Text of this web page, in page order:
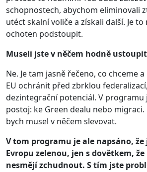
schopnostech, abychom eliminovali
utéct skalní voliče a získali další. Je
ochoten podstoupit.
Museli jste v něčem hodně
Ne. Je tam jasně řečeno, co chceme
EU ochránit před zbrklou
dezintegrační potenciál. V programu
postoj: ke Green dealu nebo
bych musel v něčem slevovat.
V tom programu je ale napsáno,
Evropu zelenou, jen s dovětkem,
nesmějí zchudnout. S tím jste